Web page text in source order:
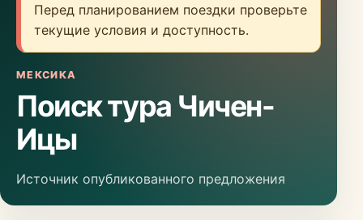
Перед планированием поездки проверьте
текущие условия и доступность.
МЕКСИКА
Поиск тура Чичен-
Ицы
Источник опубликованного предложения